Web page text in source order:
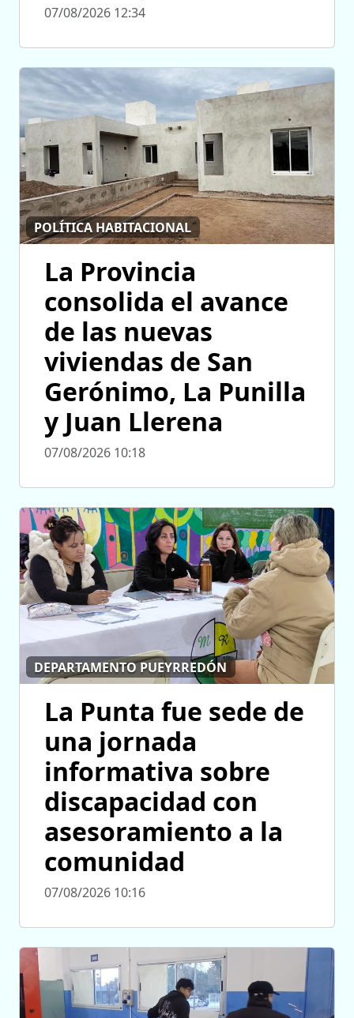
07/08/2026 12:34
POLÍTICA HABITACIONAL
La Provincia
consolida el avance
de las nuevas
viviendas de San
Gerónimo, La Punilla
y Juan Llerena
07/08/2026 10:18
DEPARTAMENTO PUEYRREDÓN
La Punta fue sede de
una jornada
informativa sobre
discapacidad con
asesoramiento a la
comunidad
07/08/2026 10:16